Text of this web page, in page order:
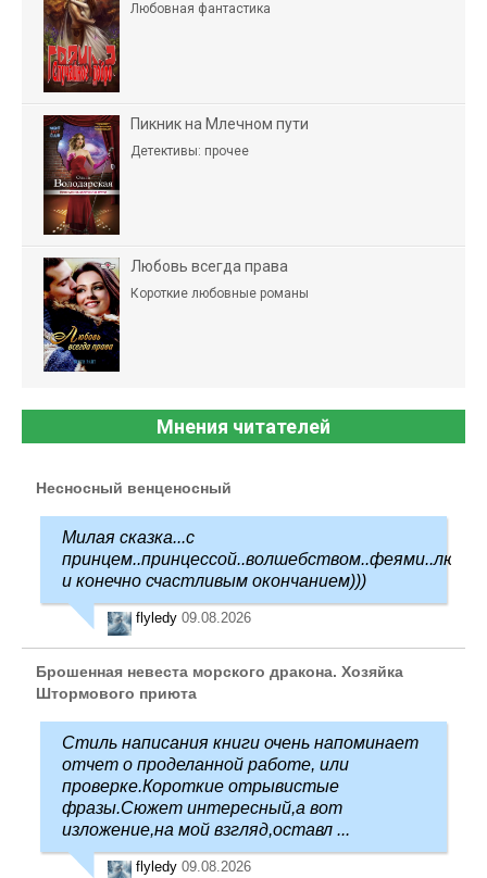
Любовная фантастика
Пикник на Млечном пути
Детективы: прочее
Любовь всегда права
Короткие любовные романы
Мнения читателей
Несносный венценосный
Милая сказка...с
и конечно счастливым окончанием)))
flyledy 09.08.2026
Брошенная невеста морского дракона. Хозяйка
Штормового приюта
Стиль написания книги очень напоминает
отчет о проделанной работе, или
проверке.Короткие отрывистые
фразы.Сюжет интересный,а вот
изложение,на мой взгляд,оставл ...
flyledy 09.08.2026